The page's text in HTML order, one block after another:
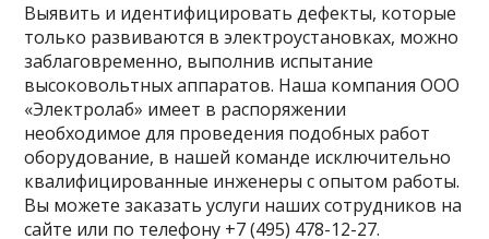
Выявить и идентифицировать дефекты, которые
только развиваются в электроустановках, можно
заблаговременно, выполнив испытание
высоковольтных аппаратов. Наша компания ООО
«Электролаб» имеет в распоряжении
необходимое для проведения подобных работ
оборудование, в нашей команде исключительно
квалифицированные инженеры с опытом работы.
Вы можете заказать услуги наших сотрудников на
сайте или по телефону +7 (495) 478-12-27.